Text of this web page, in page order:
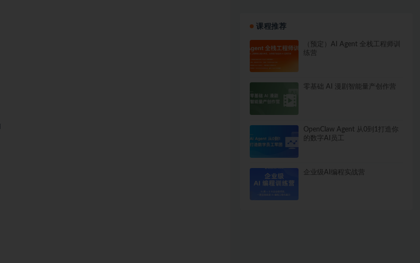
课程推荐
（预定）AI Agent 全栈工程师训
练营
零基础 AI 漫剧智能量产创作营
OpenClaw Agent 从0到1打造你
的数字AI员工
企业级AI编程实战营